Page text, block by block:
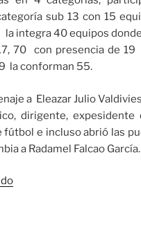
sub 13 con 15
integra 40 equipos
70 con presencia de
la conforman 55.
a Eleazar Julio
dirigente, expesidente
fútbol e incluso abrió las
a Radamel Falcao García.
«Con